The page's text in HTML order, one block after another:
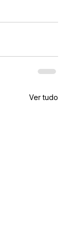
Ver tudo